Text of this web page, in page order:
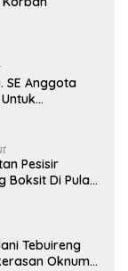
SE Anggota
Pesisir
Boksit Di Pulau
Tebuireng
Oknum